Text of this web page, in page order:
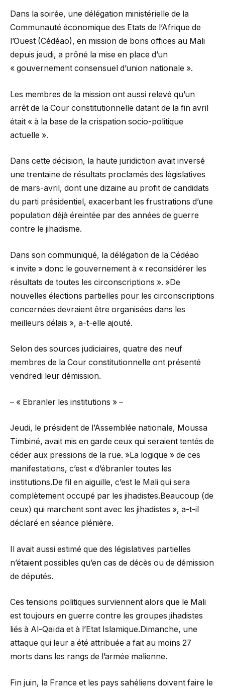
Dans la soirée, une délégation ministérielle de la
Communauté économique des Etats de l’Afrique de
l’Ouest (Cédéao), en mission de bons offices au Mali
depuis jeudi, a prôné la mise en place d’un
« gouvernement consensuel d’union nationale ».
Les membres de la mission ont aussi relevé qu’un
arrêt de la Cour constitutionnelle datant de la fin avril
était « à la base de la crispation socio-politique
actuelle ».
Dans cette décision, la haute juridiction avait inversé
une trentaine de résultats proclamés des législatives
de mars-avril, dont une dizaine au profit de candidats
du parti présidentiel, exacerbant les frustrations d’une
population déjà éreintée par des années de guerre
contre le jihadisme.
Dans son communiqué, la délégation de la Cédéao
« invite » donc le gouvernement à « reconsidérer les
résultats de toutes les circonscriptions ». »De
nouvelles élections partielles pour les circonscriptions
concernées devraient être organisées dans les
meilleurs délais », a-t-elle ajouté.
Selon des sources judiciaires, quatre des neuf
membres de la Cour constitutionnelle ont présenté
vendredi leur démission.
– « Ebranler les institutions » –
Jeudi, le président de l’Assemblée nationale, Moussa
Timbiné, avait mis en garde ceux qui seraient tentés de
céder aux pressions de la rue. »La logique » de ces
manifestations, c’est « d’ébranler toutes les
institutions.De fil en aiguille, c’est le Mali qui sera
complètement occupé par les jihadistes.Beaucoup (de
ceux) qui marchent sont avec les jihadistes », a-t-il
déclaré en séance plénière.
Il avait aussi estimé que des législatives partielles
n’étaient possibles qu’en cas de décès ou de démission
de députés.
Ces tensions politiques surviennent alors que le Mali
est toujours en guerre contre les groupes jihadistes
liés à Al-Qaïda et à l’Etat Islamique.Dimanche, une
attaque qui leur a été attribuée a fait au moins 27
morts dans les rangs de l’armée malienne.
Fin juin, la France et les pays sahéliens doivent faire le